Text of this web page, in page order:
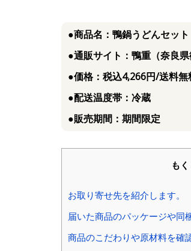
●商品名：鴨鍋うどんセット
●通販サイト：鴨重（奈良県
●価格：税込4,266円/送料無
●配送温度帯：冷蔵
●販売期間：期間限定
も
お取り寄せ先を紹介します。
届いた商品のパッケージや同
商品のこだわりや原材料を確